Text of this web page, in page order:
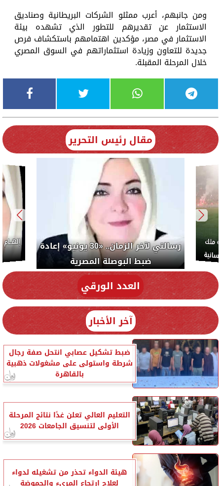
ومن جانبهم، أعرب ممثلو الشركات البريطانية وصناديق
الاستثمار عن تقديرهم للتطور الذي تشهده بيئة
الاستثمار في مصر، مؤكدين اهتمامهم باستكشاف فرص
جديدة للتعاون وزيادة استثماراتهم في السوق المصري
خلال المرحلة المقبلة.
مقال رئيس التحرير
رسالتي لآخر الزمان.. «30 يونيو» إعادة
ضبط البوصلة المصرية
ملك
العدد الورقي
آخر الأخبار
ضبط تشكيل عصابي انتحل صفة رجال
شرطة واستولى على مشغولات ذهبية
بالقاهرة
التعليم العالي تعلن غدًا نتائج المرحلة
الأولى لتنسيق الجامعات 2026
هيئة الدواء تحذر من تشغيله لدواء
لعلاج ارتجاع المريء والحموضة